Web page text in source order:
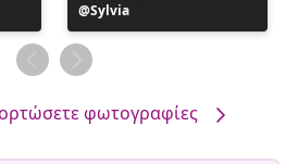
Η
ανάρτηση
δημοσιεύθηκε
από
Sylvia
φωτογραφίες